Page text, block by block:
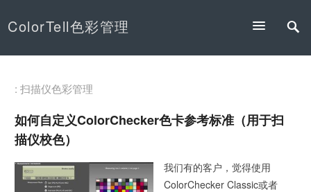
ColorTell色彩管理
: 扫描仪色彩管理
如何自定义ColorChecker色卡参考标准（用于扫
描仪校色）
我们有的客户，觉得使用
ColorChecker Classic或者